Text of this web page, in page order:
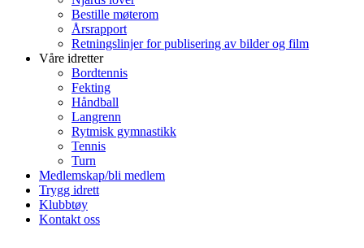
Bestille møterom
Årsrapport
Retningslinjer for publisering av bilder og film
Våre idretter
Bordtennis
Fekting
Håndball
Langrenn
Rytmisk gymnastikk
Tennis
Turn
Medlemskap/bli medlem
Trygg idrett
Klubbtøy
Kontakt oss